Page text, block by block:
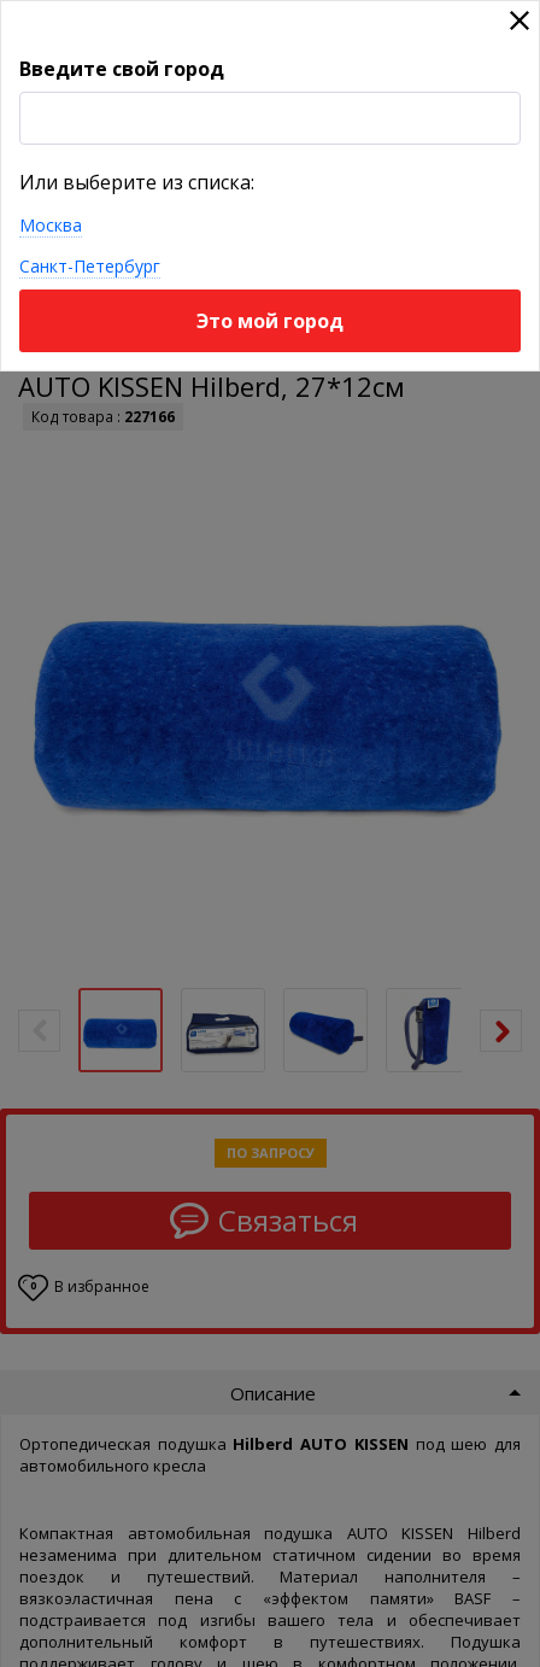
Подушка под шею в автомобиль
AUTO KISSEN Hilberd, 27*12см
Код товара : 227166
ПО ЗАПРОСУ
Связаться
0 В избранное
Описание
Ортопедическая подушка Hilberd AUTO KISSEN под шею для
автомобильного кресла
Компактная автомобильная подушка AUTO KISSEN Hilberd
незаменима при длительном статичном сидении во время
поездок и путешествий. Материал наполнителя –
вязкоэластичная пена с «эффектом памяти» BASF –
подстраивается под изгибы вашего тела и обеспечивает
дополнительный комфорт в путешествиях. Подушка
Введите свой город
Или выберите из списка:
Москва
Санкт-Петербург
Это мой город